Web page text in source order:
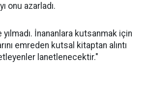
onu azarladı.
İnananlara kutsanmak için
emreden kutsal kitaptan alıntı
lanetlenecektir."